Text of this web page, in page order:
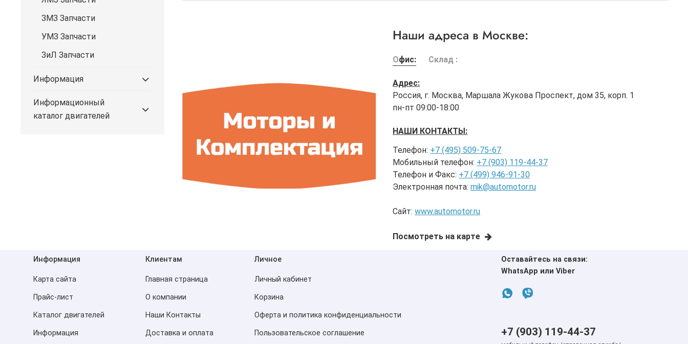
Наши адреса в Москве:
Офис: Склад :
Адрес:
Россия, г. Москва, Маршала Жукова Проспект, дом 35, корп. 1
пн-пт 09:00-18:00
НАШИ КОНТАКТЫ:
Телефон: +7 (495) 509-75-67
Мобильный телефон: +7 (903) 119-44-37
Телефон и Факс: +7 (499) 946-91-30
Электронная почта:mik@automotor.ru
Сайт:www.automotor.ru
Посмотреть на карте
ЗМЗ Запчасти
УМЗ Запчасти
ЗиЛ Запчасти
Информация
Информационный
каталог двигателей
Информация
Карта сайта
Прайс-лист
Каталог двигателей
Информация
Клиентам
Главная страница
О компании
Наши Контакты
Доставка и оплата
Личное
Личный кабинет
Корзина
Оферта и политика конфиденциальности
Пользовательское соглашение
Оставайтесь на связи:
WhatsApp или Viber
+7 (903) 119-44-37